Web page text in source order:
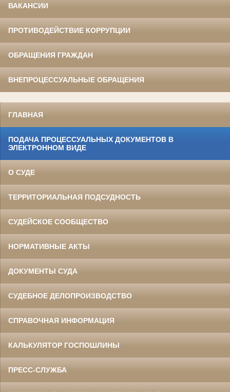
ВАКАНСИИ
ПРОТИВОДЕЙСТВИЕ КОРРУПЦИИ
ОБРАЩЕНИЯ ГРАЖДАН
ВНЕПРОЦЕССУАЛЬНЫЕ ОБРАЩЕНИЯ
ГЛАВНАЯ
ПОДАЧА ПРОЦЕССУАЛЬНЫХ ДОКУМЕНТОВ В
ЭЛЕКТРОННОМ ВИДЕ
О СУДЕ
ТЕРРИТОРИАЛЬНАЯ ПОДСУДНОСТЬ
СУДЕЙСКОЕ СООБЩЕСТВО
НОРМАТИВНЫЕ АКТЫ
ДОКУМЕНТЫ СУДА
СУДЕБНОЕ ДЕЛОПРОИЗВОДСТВО
СПРАВОЧНАЯ ИНФОРМАЦИЯ
КАЛЬКУЛЯТОР ГОСПОШЛИНЫ
ПРЕСС-СЛУЖБА